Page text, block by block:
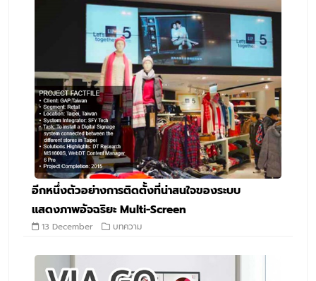
อีกหนึ่งตัวอย่างการติดตั้งที่น่าสนใจของระบบ
แสดงภาพอัจฉริยะ Multi-Screen
13 December บทความ